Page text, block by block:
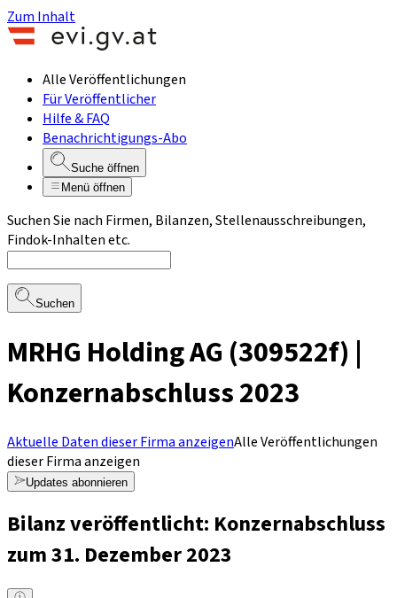
Zum Inhalt
Alle Veröffentlichungen
Für Veröffentlicher
Hilfe & FAQ
Benachrichtigungs-Abo
Suche öffnen
Menü öffnen
Suchen Sie nach Firmen, Bilanzen, Stellenausschreibungen,
Findok-Inhalten etc.
Suchen
MRHG Holding AG (309522f) |
Konzernabschluss 2023
Aktuelle Daten dieser Firma anzeigenAlle Veröffentlichungen
dieser Firma anzeigen
Updates abonnieren
Bilanz veröffentlicht: Konzernabschluss
zum 31. Dezember 2023